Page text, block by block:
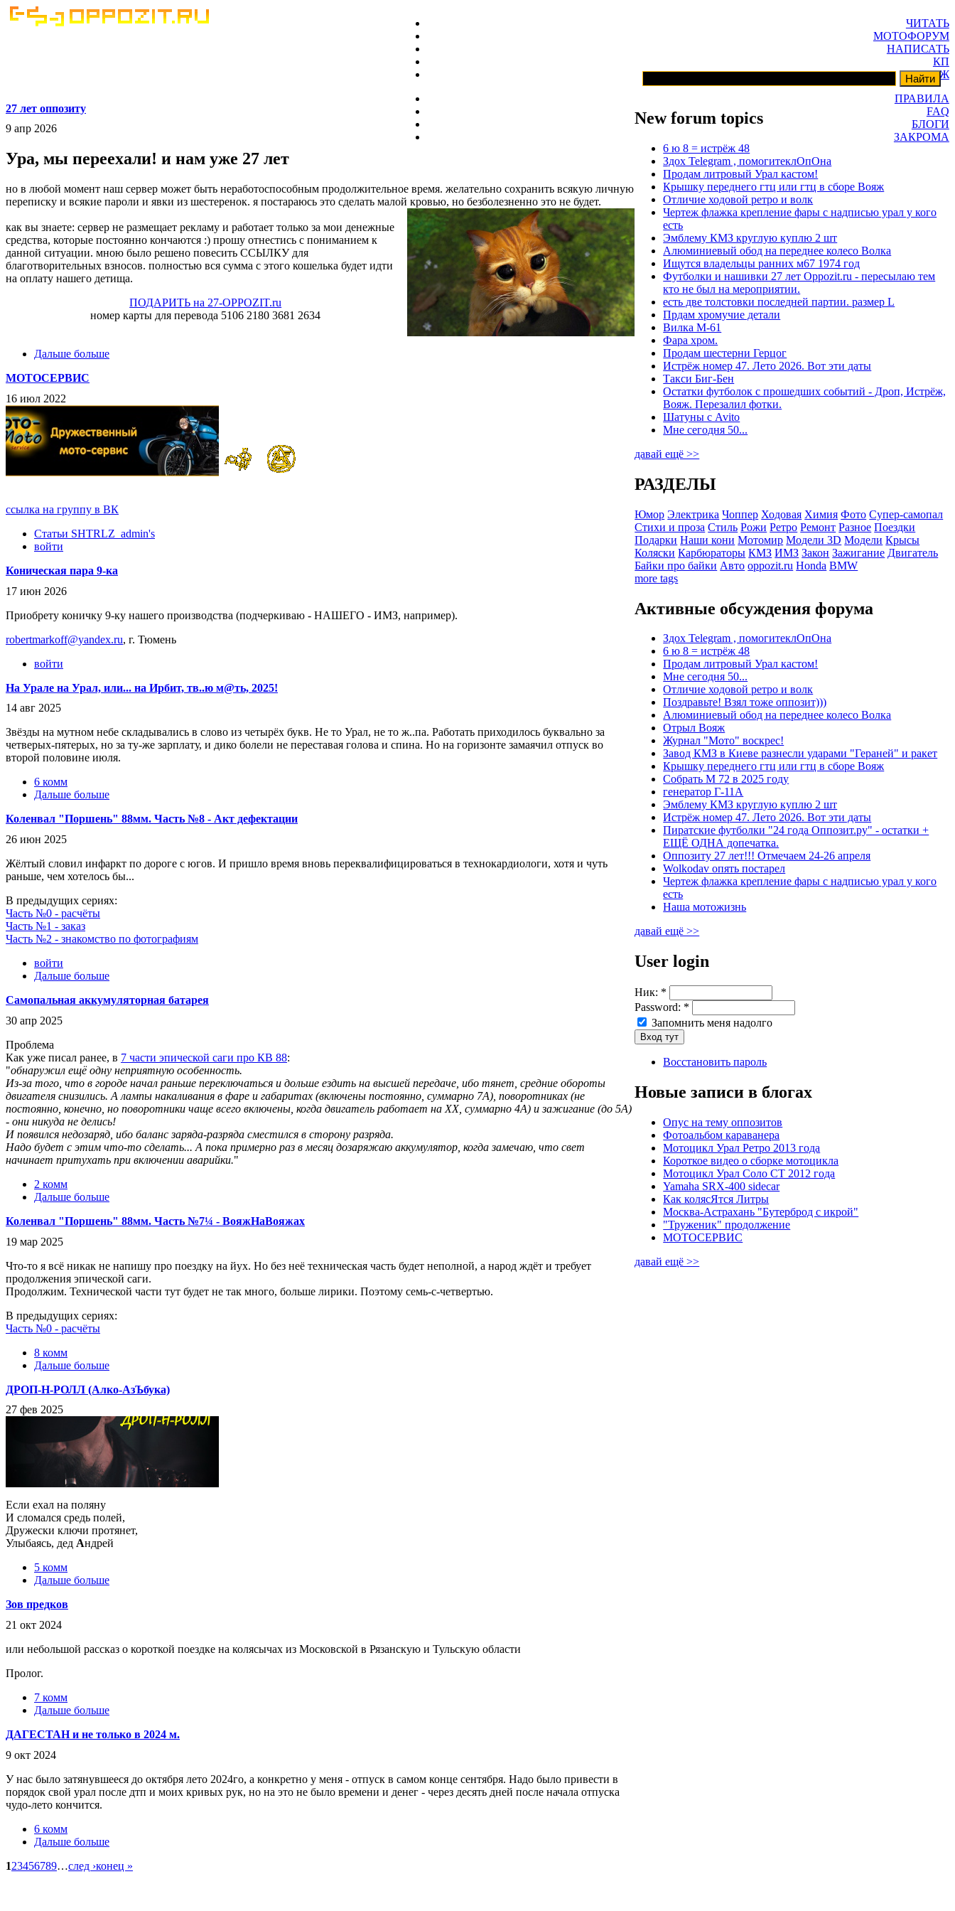
ЧИТАТЬ
МОТОФОРУМ
НАПИСАТЬ
КП
ГАРАЖ
ПРАВИЛА
FAQ
БЛОГИ
ЗАКРОМА
27 лет оппозиту
9 апр 2026
Ура, мы переехали! и нам уже 27 лет
но в любой момент наш сервер может быть неработоспособным продолжительное время. желательно сохранить всякую личную
переписку и всякие пароли и явки из шестеренок. я постараюсь это сделать малой кровью, но безболезненно это не будет.
как вы знаете: сервер не размещает рекламу и работает только за мои денежные
средства, которые постоянно кончаются :) прошу отнестись с пониманием к
данной ситуации. мною было решено повесить ССЫЛКУ для
благотворительных взносов. полностью вся сумма с этого кошелька будет идти
на оплату нашего детища.
ПОДАРИТЬ на 27-OPPOZIT.ru
номер карты для перевода 5106 2180 3681 2634
Дальше больше
МОТОСЕРВИС
16 июл 2022
ссылка на группу в ВК
Статьи SHTRLZ_admin's
войти
Коническая пара 9-ка
17 июн 2026
Приобрету коничку 9-ку нашего производства (подчеркиваю - НАШЕГО - ИМЗ, например).
robertmarkoff@yandex.ru, г. Тюмень
войти
На Урале на Урал, или... на Ирбит, тв..ю м@ть, 2025!
14 авг 2025
Звёзды на мутном небе складывались в слово из четырёх букв. Не то Урал, не то ж..па. Работать приходилось буквально за
четверых-пятерых, но за ту-же зарплату, и дико болели не переставая голова и спина. Но на горизонте замаячил отпуск во
второй половине июля.
6 комм
Дальше больше
Коленвал "Поршень" 88мм. Часть №8 - Акт дефектации
26 июн 2025
Жёлтый словил инфаркт по дороге с югов. И пришло время вновь переквалифицироваться в технокардиологи, хотя и чуть
раньше, чем хотелось бы...
В предыдущих сериях:
Часть №0 - расчёты
Часть №1 - заказ
Часть №2 - знакомство по фотографиям
войти
Дальше больше
Самопальная аккумуляторная батарея
30 апр 2025
Проблема
Как уже писал ранее, в 7 части эпической саги про КВ 88:
"обнаружил ещё одну неприятную особенность.
Из-за того, что в городе начал раньше переключаться и дольше ездить на высшей передаче, ибо тянет, средние обороты
двигателя снизились. А лампы накаливания в фаре и габаритах (включены постоянно, суммарно 7А), поворотниках (не
постоянно, конечно, но поворотники чаще всего включены, когда двигатель работает на ХХ, суммарно 4А) и зажигание (до 5А)
- они никуда не делись!
И появился недозаряд, ибо баланс заряда-разряда сместился в сторону разряда.
Надо будет с этим что-то сделать... А пока примерно раз в месяц дозаряжаю аккумулятор, когда замечаю, что свет
начинает притухать при включении аварийки."
2 комм
Дальше больше
Коленвал "Поршень" 88мм. Часть №7¼ - ВояжНаВояжах
19 мар 2025
Что-то я всё никак не напишу про поездку на йух. Но без неё техническая часть будет неполной, а народ ждёт и требует
продолжения эпической саги.
Продолжим. Технической части тут будет не так много, больше лирики. Поэтому семь-с-четвертью.
В предыдущих сериях:
Часть №0 - расчёты
8 комм
Дальше больше
ДРОП-Н-РОЛЛ (Алко-АзЪбука)
27 фев 2025
Если ехал на поляну
И сломался средь полей,
Дружески ключи протянет,
Улыбаясь, дед Андрей
5 комм
Дальше больше
Зов предков
21 окт 2024
или небольшой рассказ о короткой поездке на колясычах из Московской в Рязанскую и Тульскую области
Пролог.
7 комм
Дальше больше
ДАГЕСТАН и не только в 2024 м.
9 окт 2024
У нас было затянувшееся до октября лето 2024го, а конкретно у меня - отпуск в самом конце сентября. Надо было привести в
порядок свой урал после дтп и моих кривых рук, но на это не было времени и денег - через десять дней после начала отпуска
чудо-лето кончится.
6 комм
Дальше больше
123456789…след ›конец »
New forum topics
6 ю 8 = истрёж 48
Здох Telegram , помогитеклОпОна
Продам литровый Урал кастом!
Крышку переднего гтц или гтц в сборе Вояж
Отличие ходовой ретро и волк
Чертеж флажка крепление фары с надписью урал у кого
есть
Эмблему КМЗ круглую куплю 2 шт
Алюминиевый обод на переднее колесо Волка
Ищутся владельцы ранних м67 1974 год
Футболки и нашивки 27 лет Oppozit.ru - пересылаю тем
кто не был на мероприятии.
есть две толстовки последней партии. размер L
Прдам хромучие детали
Вилка М-61
Фара хром.
Продам шестерни Герцог
Истрёж номер 47. Лето 2026. Вот эти даты
Такси Биг-Бен
Остатки футболок с прошедших событий - Дроп, Истрёж,
Вояж. Перезалил фотки.
Шатуны с Avito
Мне сегодня 50...
давай ещё >>
РАЗДЕЛЫ
Юмор Электрика Чоппер Ходовая Химия Фото Супер-самопал
Стихи и проза Стиль Рожи Ретро Ремонт Разное Поездки
Подарки Наши кони Мотомир Модели 3D Модели Крысы
Коляски Карбюраторы КМЗ ИМЗ Закон Зажигание Двигатель
Байки про байки Авто oppozit.ru Honda BMW
more tags
Активные обсуждения форума
Здох Telegram , помогитеклОпОна
6 ю 8 = истрёж 48
Продам литровый Урал кастом!
Мне сегодня 50...
Отличие ходовой ретро и волк
Поздравьте! Взял тоже оппозит)))
Алюминиевый обод на переднее колесо Волка
Отрыл Вояж
Журнал "Мото" воскрес!
Завод КМЗ в Киеве разнесли ударами "Гераней" и ракет
Крышку переднего гтц или гтц в сборе Вояж
Собрать М 72 в 2025 году
генератор Г-11А
Эмблему КМЗ круглую куплю 2 шт
Истрёж номер 47. Лето 2026. Вот эти даты
Пиратские футболки "24 года Оппозит.ру" - остатки +
ЕЩЁ ОДНА допечатка.
Оппозиту 27 лет!!! Отмечаем 24-26 апреля
Wolkodav опять постарел
Чертеж флажка крепление фары с надписью урал у кого
есть
Наша мотожизнь
давай ещё >>
User login
Ник: *
Password: *
Запомнить меня надолго
Восстановить пароль
Новые записи в блогах
Опус на тему оппозитов
Фотоальбом караванера
Мотоцикл Урал Ретро 2013 года
Короткое видео о сборке мотоцикла
Мотоцикл Урал Соло СТ 2012 года
Yamaha SRX-400 sidecar
Как колясЯтся Литры
Москва-Астрахань "Бутерброд с икрой"
"Труженик" продолжение
МОТОСЕРВИС
давай ещё >>